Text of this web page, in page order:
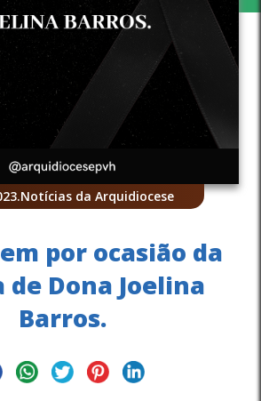
.Notícias da Arquidiocese
por ocasião da
de Dona Joelina
Barros.